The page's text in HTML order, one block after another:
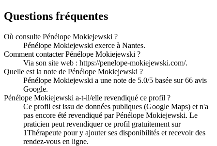
Questions fréquentes
Où consulte Pénélope Mokiejewski ?
Pénélope Mokiejewski exerce à Nantes.
Comment contacter Pénélope Mokiejewski ?
Via son site web : https://penelope-mokiejewski.com/.
Quelle est la note de Pénélope Mokiejewski ?
Pénélope Mokiejewski a une note de 5.0/5 basée sur 66 avis
Google.
Pénélope Mokiejewski a-t-il/elle revendiqué ce profil ?
Ce profil est issu de données publiques (Google Maps) et n'a
pas encore été revendiqué par Pénélope Mokiejewski. Le
praticien peut revendiquer ce profil gratuitement sur
1Thérapeute pour y ajouter ses disponibilités et recevoir des
rendez-vous en ligne.